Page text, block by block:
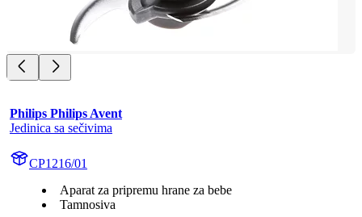
Philips Philips Avent
Jedinica sa sečivima
CP1216/01
Aparat za pripremu hrane za bebe
Tamnosiva